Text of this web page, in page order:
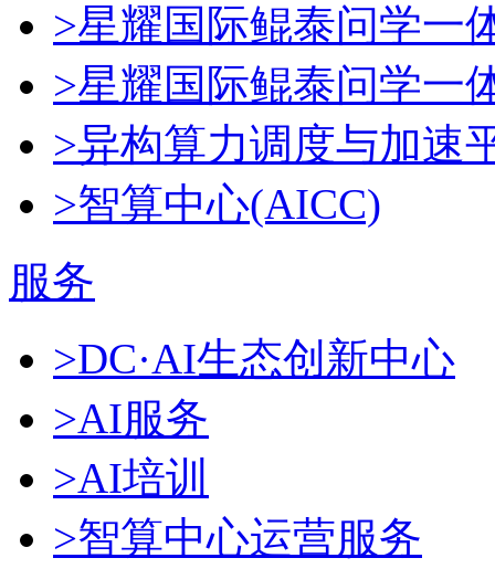
>星耀国际鲲泰问学一
>星耀国际鲲泰问学一
>异构算力调度与加速
>智算中心(AICC)
服务
>DC·AI生态创新中心
>AI服务
>AI培训
>智算中心运营服务